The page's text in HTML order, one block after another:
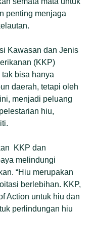
penting menjaga
Kawasan dan Jenis
(KKP)
bisa hanya
daerah, tetapi oleh
ini, menjadi peluang
hiu,
KKP dan
melindungi
“Hiu merupakan
berlebihan. KKP,
Action untuk hiu dan
perlindungan hiu